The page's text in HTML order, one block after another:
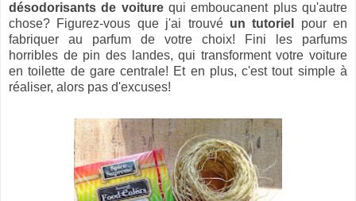
désodorisants de voiturequi emboucanent plus qu'autre
chose? Figurez-vous que j'ai trouvé un tutoriel
pour en
fabriquer au parfum de votre choix! Fini les parfums
horribles de pin des landes, qui transforment votre voiture
en toilette de gare centrale! Et en plus, c'est tout simple à
réaliser, alors pas d'excuses!